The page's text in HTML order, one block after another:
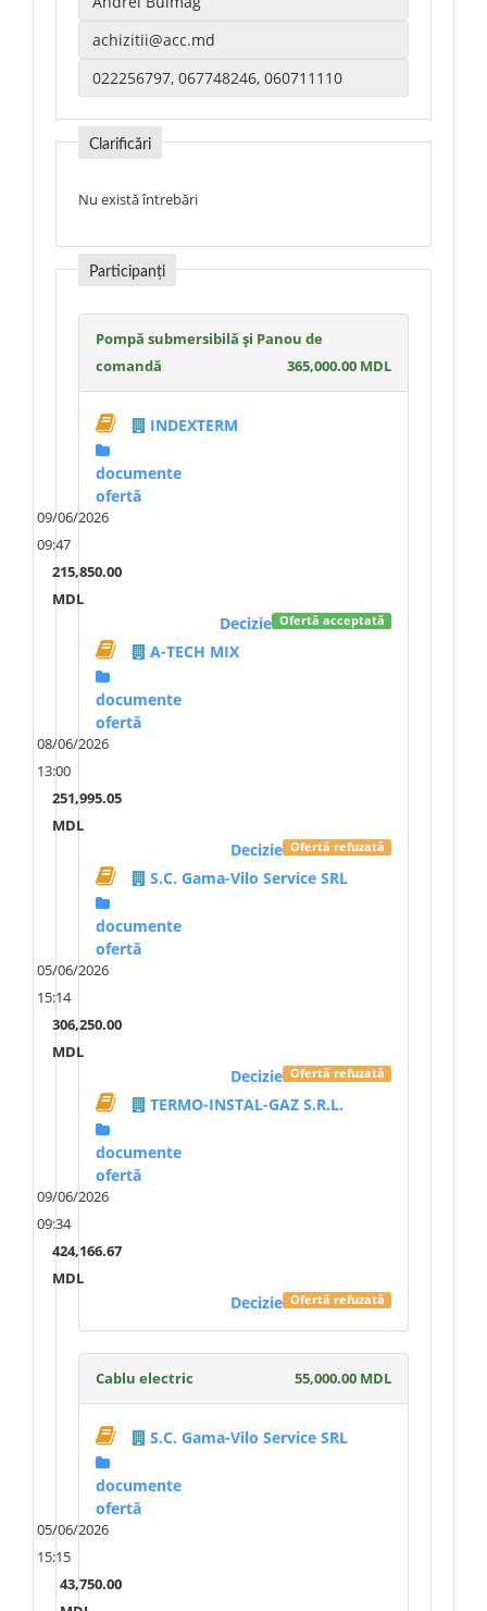
Clarificări
Nu există întrebări
Participanți
Pompă submersibilă și Panou de
comandă
365,000.00 MDL
INDEXTERM
documente
ofertă
09/06/2026
09:47
215,850.00
MDL
Ofertă acceptată
Decizie
A-TECH MIX
documente
ofertă
08/06/2026
13:00
251,995.05
MDL
Ofertă refuzată
Decizie
S.C. Gama-Vilo Service SRL
documente
ofertă
05/06/2026
15:14
306,250.00
MDL
Ofertă refuzată
Decizie
TERMO-INSTAL-GAZ S.R.L.
documente
ofertă
09/06/2026
09:34
424,166.67
MDL
Ofertă refuzată
Decizie
Cablu electric 55,000.00 MDL
S.C. Gama-Vilo Service SRL
documente
ofertă
05/06/2026
15:15
43,750.00